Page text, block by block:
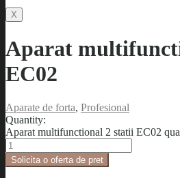
X
Aparat
EC02
Aparate de forta, Profesional
Quantity:
Aparat multifunctional 2 statii EC02
Solicita o oferta de pret